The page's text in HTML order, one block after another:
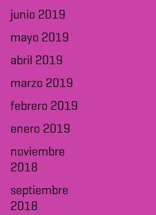
junio 2019
mayo 2019
abril 2019
marzo 2019
febrero 2019
enero 2019
noviembre
2018
septiembre
2018